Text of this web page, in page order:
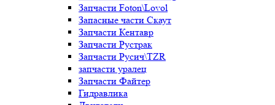
Запчасти Foton\Lovol
Запасные части Скаут
Запчасти Кентавр
Запчасти Рустрак
Запчасти Русич\TZR
запчасти уралец
Запчасти Файтер
Гидравлика